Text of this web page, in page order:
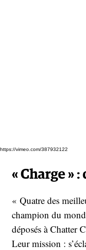
https://vimeo.com/387932122
« Charge » :
« Quatre des
champion du
déposés à Chatter
Leur mission :